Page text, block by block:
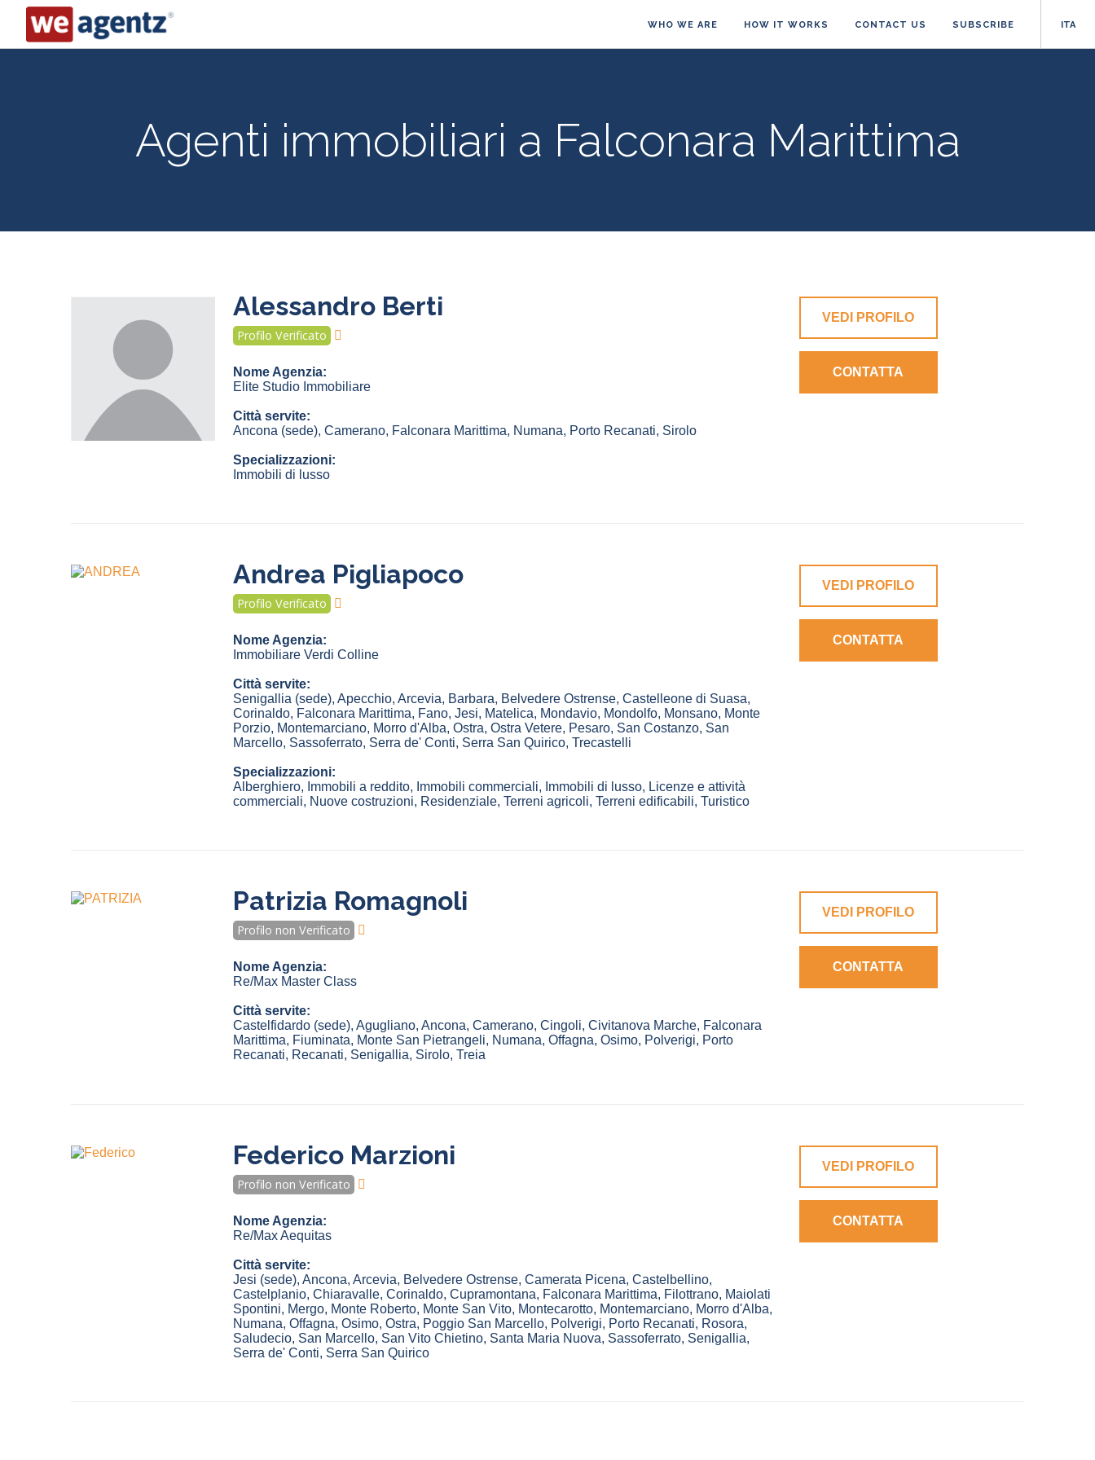
WHO WE ARE HOW IT WORKS CONTACT US SUBSCRIBE ITA
Agenti immobiliari a Falconara Marittima
Alessandro Berti
Profilo Verificato
Nome Agenzia:
Elite Studio Immobiliare
Città servite:
Ancona (sede), Camerano, Falconara Marittima, Numana, Porto Recanati, Sirolo
Specializzazioni:
Immobili di lusso
VEDI PROFILO
CONTATTA
Andrea Pigliapoco
Profilo Verificato
Nome Agenzia:
Immobiliare Verdi Colline
Città servite:
Senigallia (sede), Apecchio, Arcevia, Barbara, Belvedere Ostrense, Castelleone di Suasa,
Corinaldo, Falconara Marittima, Fano, Jesi, Matelica, Mondavio, Mondolfo, Monsano, Monte
Porzio, Montemarciano, Morro d'Alba, Ostra, Ostra Vetere, Pesaro, San Costanzo, San
Marcello, Sassoferrato, Serra de' Conti, Serra San Quirico, Trecastelli
Specializzazioni:
Alberghiero, Immobili a reddito, Immobili commerciali, Immobili di lusso, Licenze e attività
commerciali, Nuove costruzioni, Residenziale, Terreni agricoli, Terreni edificabili, Turistico
VEDI PROFILO
CONTATTA
Patrizia Romagnoli
Profilo non Verificato
Nome Agenzia:
Re/Max Master Class
Città servite:
Castelfidardo (sede), Agugliano, Ancona, Camerano, Cingoli, Civitanova Marche, Falconara
Marittima, Fiuminata, Monte San Pietrangeli, Numana, Offagna, Osimo, Polverigi, Porto
Recanati, Recanati, Senigallia, Sirolo, Treia
VEDI PROFILO
CONTATTA
Federico Marzioni
Profilo non Verificato
Nome Agenzia:
Re/Max Aequitas
Città servite:
Jesi (sede), Ancona, Arcevia, Belvedere Ostrense, Camerata Picena, Castelbellino,
Castelplanio, Chiaravalle, Corinaldo, Cupramontana, Falconara Marittima, Filottrano, Maiolati
Spontini, Mergo, Monte Roberto, Monte San Vito, Montecarotto, Montemarciano, Morro d'Alba,
Numana, Offagna, Osimo, Ostra, Poggio San Marcello, Polverigi, Porto Recanati, Rosora,
Saludecio, San Marcello, San Vito Chietino, Santa Maria Nuova, Sassoferrato, Senigallia,
Serra de' Conti, Serra San Quirico
VEDI PROFILO
CONTATTA